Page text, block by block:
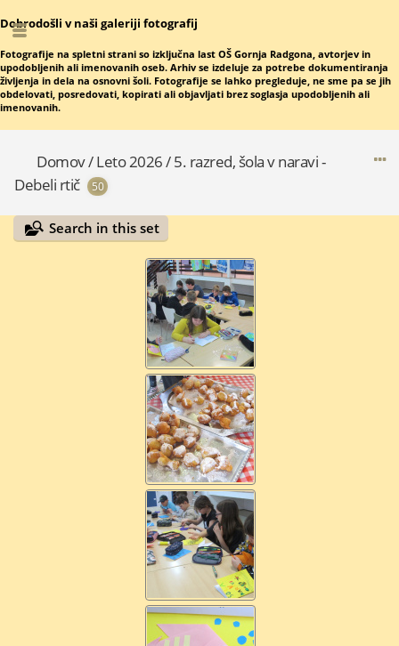
Dobrodošli v naši galeriji fotografij
Fotografije na spletni strani so izključna last OŠ Gornja Radgona, avtorjev in
upodobljenih ali imenovanih oseb. Arhiv se izdeluje za potrebe dokumentiranja
življenja in dela na osnovni šoli. Fotografije se lahko pregleduje, ne sme pa se jih
obdelovati, posredovati, kopirati ali objavljati brez soglasja upodobljenih ali
imenovanih.
Domov/Leto 2026/5. razred, šola v naravi -
Debeli rtič
50
Search in this set